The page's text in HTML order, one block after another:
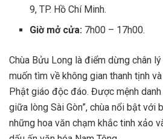
9, TP. Hồ Chí Minh.
Giờ mở cửa: 7h00 – 17h00.
Chùa Bửu Long là điểm dừng chân
muốn tìm về không gian thanh tịnh
Phật giáo độc đáo. Được mệnh danh
giữa lòng Sài Gòn”, chùa nổi bật với
những hoa văn chạm khắc tinh xảo